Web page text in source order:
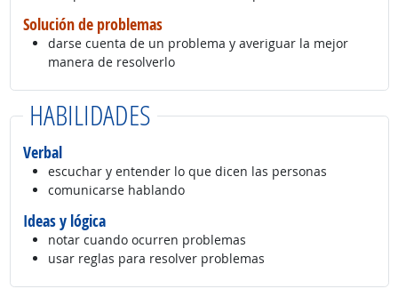
Solución de problemas
darse cuenta de un problema y averiguar la mejor
manera de resolverlo
HABILIDADES
Verbal
escuchar y entender lo que dicen las personas
comunicarse hablando
Ideas y lógica
notar cuando ocurren problemas
usar reglas para resolver problemas